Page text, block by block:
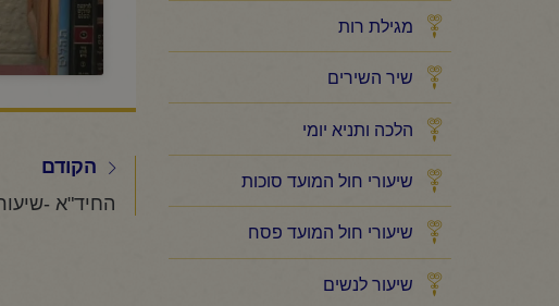
מגילת רות
שיר השירים
הלכה ותניא יומי
שיעורי חול המועד סוכות
שיעורי חול המועד פסח
שיעור לנשים
הקודם